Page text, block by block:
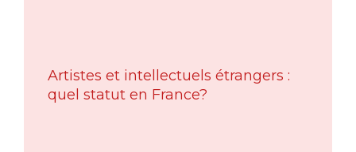
Artistes et intellectuels étrangers :
quel statut en France?